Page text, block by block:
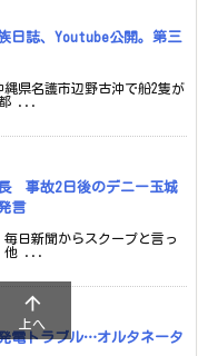
日誌、Youtube公開。第三
県名護市辺野古沖で船2隻が
都 ...
事故2日後のデニー玉城
言
日新聞からスクープと言っ
他 ...
電トラブル…オルタネータ

上へ